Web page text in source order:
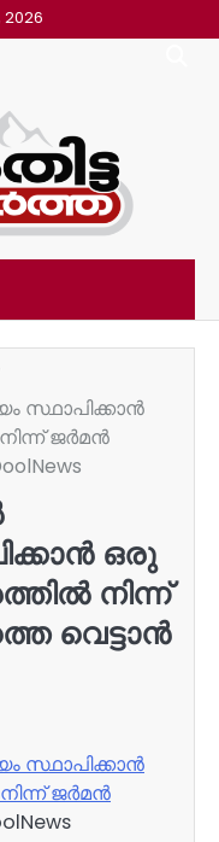
2026
സ്ഥാപിക്കാന്‍
ജര്‍മന്‍
ഒരു
നിന്ന്
വെട്ടാന്‍
സ്ഥാപിക്കാന്‍
ജര്‍മന്‍